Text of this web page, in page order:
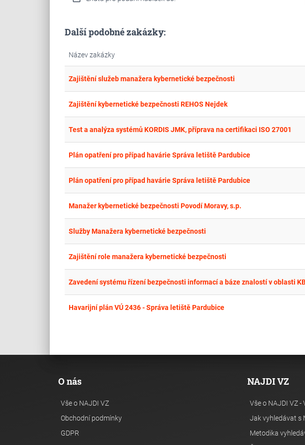
Další podobné zakázky:
Název zakázky
Zajištění služeb manažera kybernetické bezpečnosti
Zajištění kybernetické bezpečnosti REHOS Nejdek
Test a analýza systémů KORDIS JMK, příprava na certifikaci ISO 27001
Plán opatření pro případ havárie Správa letiště Pardubice
Plán opatření pro případ havárie Správa letiště Pardubice
Manažer kybernetické bezpečnosti Povodí Moravy, s.p.
Služby Manažera kybernetické bezpečnosti
Zajištění role manažera kybernetické bezpečnosti
Zavedení systému řízení bezpečnosti informací a báze znalostí v oblasti
Havarijní plán VÚ 2436 - Správa letiště Pardubice
O nás
Vše o NAJDI VZ
Obchodní podmínky
GDPR
NAJDI VZ
Vše o NAJDI VZ -
Jak vyhledávat s
Metodika